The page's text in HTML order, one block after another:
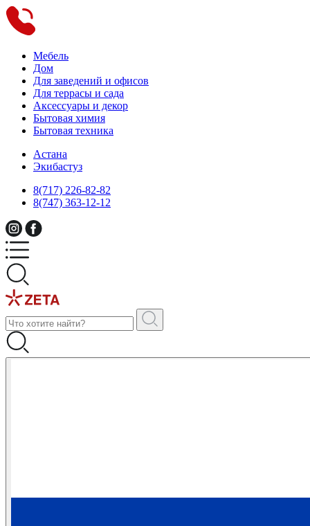
Мебель
Дом
Для заведений и офисов
Для террасы и сада
Аксессуары и декор
Бытовая химия
Бытовая техника
Астана
Экибастуз
8(717) 226-82-82
8(747) 363-12-12